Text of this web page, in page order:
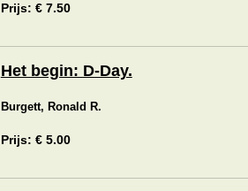
Prijs: € 7.50
Het begin: D-Day.
Burgett, Ronald R.
Prijs: € 5.00